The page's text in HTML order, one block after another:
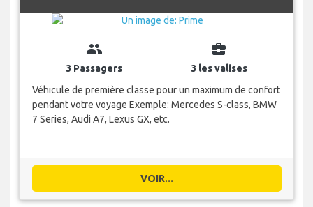
group
3 Passagers
business_center
3 les valises
Véhicule de première classe pour un maximum de confort
pendant votre voyage Exemple: Mercedes S-class, BMW
7 Series, Audi A7, Lexus GX, etc.
VOIR...